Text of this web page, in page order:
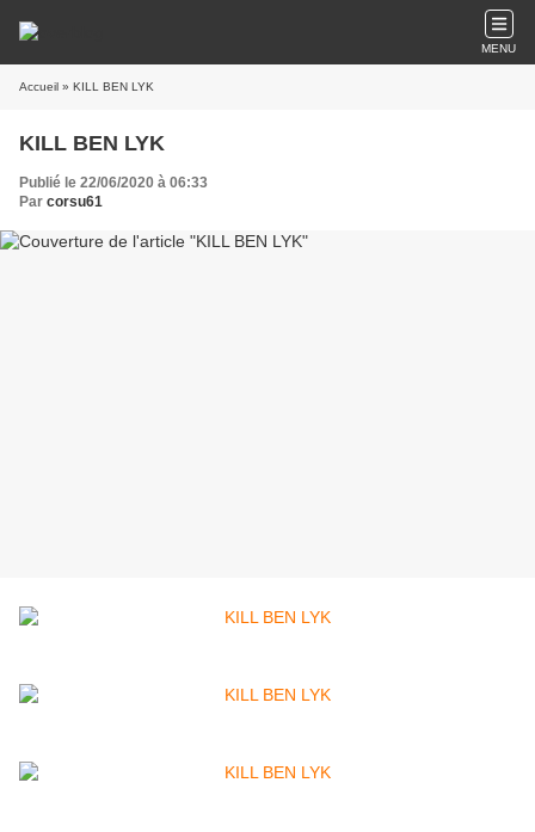
MENU
Accueil » KILL BEN LYK
KILL BEN LYK
Publié le 22/06/2020 à 06:33
Par corsu61